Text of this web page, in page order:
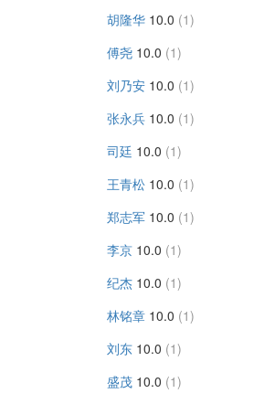
胡隆华 10.0 (1)
傅尧 10.0 (1)
刘乃安 10.0 (1)
张永兵 10.0 (1)
司廷 10.0 (1)
王青松 10.0 (1)
郑志军 10.0 (1)
李京 10.0 (1)
纪杰 10.0 (1)
林铭章 10.0 (1)
刘东 10.0 (1)
盛茂 10.0 (1)